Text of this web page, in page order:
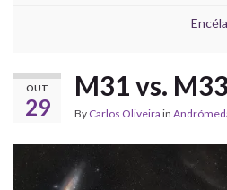
OUT
29
M31 vs. M33
By Carlos Oliveira in